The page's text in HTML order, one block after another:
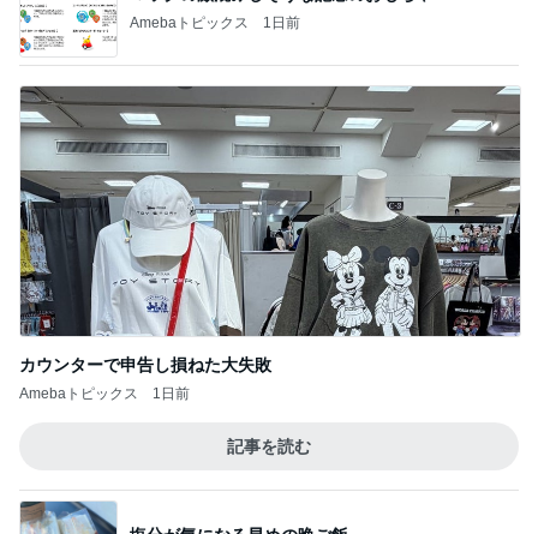
塩分が気になる早めの晩ご飯
すごい剣幕で私に訴えてきた患者
Amebaトピックス 18時間前
お盆に突きつけられた見たくない現実
Amebaトピックス 17時間前